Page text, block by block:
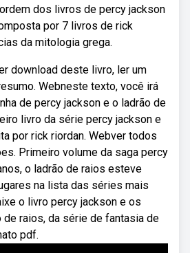
dos livros de percy jackson
por 7 livros de rick
da mitologia grega.
download deste livro, ler um
Webneste texto, você irá
de percy jackson e o ladrão de
livro da série percy jackson e
por rick riordan. Webver todos
Primeiro volume da saga percy
o ladrão de raios esteve
na lista das séries mais
o livro percy jackson e os
de raios, da série de fantasia de
pdf.